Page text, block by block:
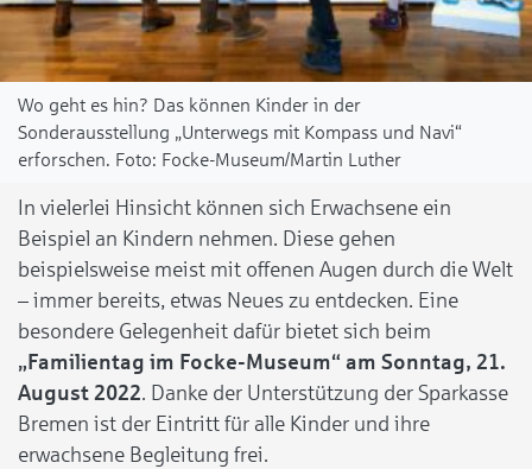
Wo geht es hin? Das können Kinder in der
Sonderausstellung „Unterwegs mit Kompass und Navi“
erforschen.
Focke-Museum/Martin Luther
In vielerlei Hinsicht können sich Erwachsene ein
Beispiel an Kindern nehmen. Diese gehen
beispielsweise meist mit offenen Augen durch die Welt
– immer bereits, etwas Neues zu entdecken. Eine
besondere Gelegenheit dafür bietet sich beim
„Familientag im Focke-Museum“ am Sonntag, 21.
August 2022. Danke der Unterstützung der Sparkasse
Bremen ist der Eintritt für alle Kinder und ihre
erwachsene Begleitung frei.